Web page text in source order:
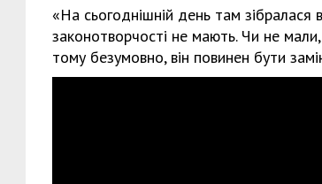
«На сьогоднішній день там зібралася
законотворчості не мають. Чи не
тому безумовно, він повинен бути